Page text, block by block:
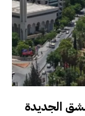
الجديدة